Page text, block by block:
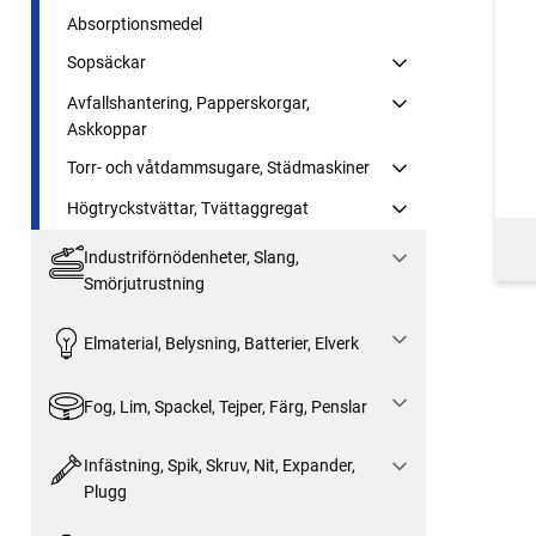
Absorptionsmedel
Sopsäckar
Avfallshantering, Papperskorgar,
Askkoppar
Torr- och våtdammsugare, Städmaskiner
Högtryckstvättar, Tvättaggregat
Industriförnödenheter, Slang,
Smörjutrustning
Elmaterial, Belysning, Batterier, Elverk
Fog, Lim, Spackel, Tejper, Färg, Penslar
Infästning, Spik, Skruv, Nit, Expander,
Plugg